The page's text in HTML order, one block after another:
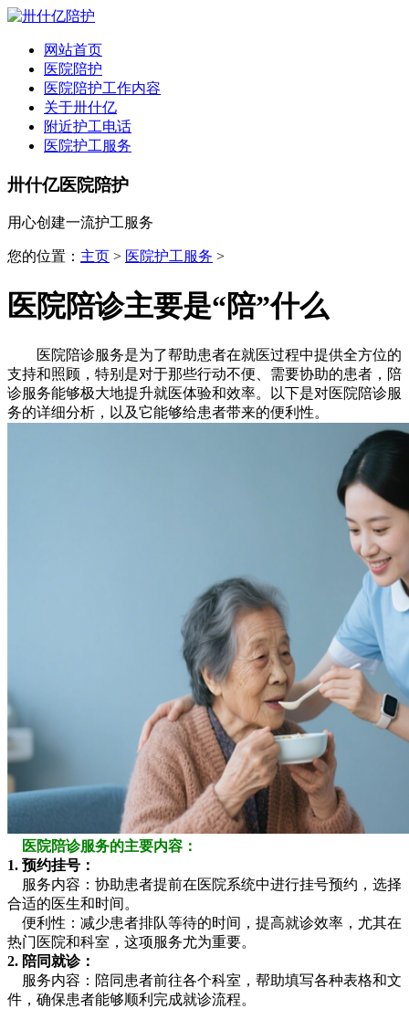
网站首页
医院陪护
医院陪护工作内容
关于卅什亿
附近护工电话
医院护工服务
卅什亿医院陪护
用心创建一流护工服务
您的位置： 主页 > 医院护工服务 >
医院陪诊主要是“陪”什么
医院陪诊服务是为了帮助患者在就医过程中提供全方位的
支持和照顾，特别是对于那些行动不便、需要协助的患者，陪
诊服务能够极大地提升就医体验和效率。以下是对医院陪诊服
务的详细分析，以及它能够给患者带来的便利性。
医院陪诊服务的主要内容：
1. 预约挂号：
服务内容：协助患者提前在医院系统中进行挂号预约，选择
合适的医生和时间。
便利性：减少患者排队等待的时间，提高就诊效率，尤其在
热门医院和科室，这项服务尤为重要。
2. 陪同就诊：
服务内容：陪同患者前往各个科室，帮助填写各种表格和文
件，确保患者能够顺利完成就诊流程。